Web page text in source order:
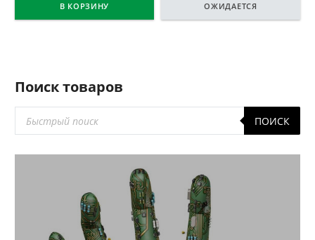
В КОРЗИНУ ОЖИДАЕТСЯ
Поиск товаров
товаров
ПОИСК